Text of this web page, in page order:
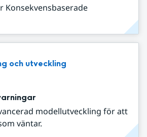
Konsekvensbaserade
och utveckling
modellutveckling för att
väntar.